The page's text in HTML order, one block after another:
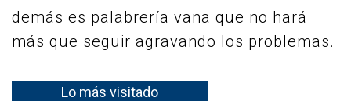
demás es palabrería vana que no hará
más que seguir agravando los problemas.
Lo más visitado